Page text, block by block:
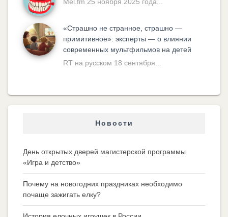
«Cтрашно не странное, страшно —
примитивное»: эксперты — о влиянии
современных мультфильмов на детей
RT на русском 18 сентября...
Новости
День открытых дверей магистерской программы
«Игра и детство»
Почему на новогодних праздниках необходимо
почаще зажигать елку?